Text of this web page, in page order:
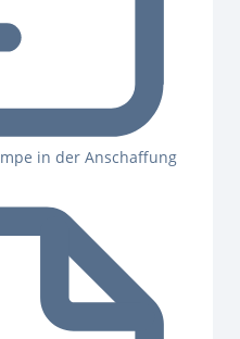
in der Anschaffung